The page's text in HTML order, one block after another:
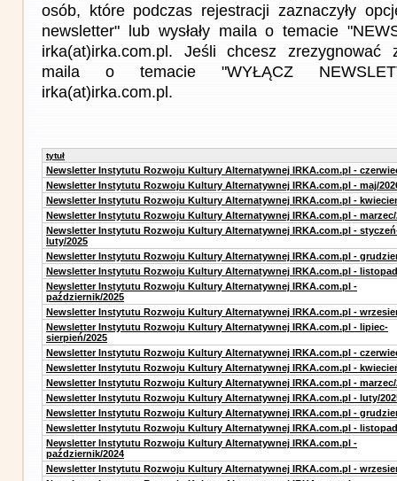
osób, które podczas rejestracji zaznaczyły
newsletter" lub wysłały maila o temacie
irka(at)irka.com.pl. Jeśli chcesz zrezygnować
maila o temacie "WYŁĄCZ
irka(at)irka.com.pl.
tytuł
Newsletter Instytutu Rozwoju Kultury Alternatywnej IRKA.com.pl -
Newsletter Instytutu Rozwoju Kultury Alternatywnej IRKA.com.pl - maj/
Newsletter Instytutu Rozwoju Kultury Alternatywnej IRKA.com.pl -
Newsletter Instytutu Rozwoju Kultury Alternatywnej IRKA.com.pl - marzec/
Newsletter Instytutu Rozwoju Kultury Alternatywnej IRKA.com.pl -
luty/2025
Newsletter Instytutu Rozwoju Kultury Alternatywnej IRKA.com.pl -
Newsletter Instytutu Rozwoju Kultury Alternatywnej IRKA.com.pl -
Newsletter Instytutu Rozwoju Kultury Alternatywnej IRKA.com.pl -
październik/2025
Newsletter Instytutu Rozwoju Kultury Alternatywnej IRKA.com.pl -
Newsletter Instytutu Rozwoju Kultury Alternatywnej IRKA.com.pl - lipiec-
sierpień/2025
Newsletter Instytutu Rozwoju Kultury Alternatywnej IRKA.com.pl -
Newsletter Instytutu Rozwoju Kultury Alternatywnej IRKA.com.pl -
Newsletter Instytutu Rozwoju Kultury Alternatywnej IRKA.com.pl - marzec/
Newsletter Instytutu Rozwoju Kultury Alternatywnej IRKA.com.pl - luty/
Newsletter Instytutu Rozwoju Kultury Alternatywnej IRKA.com.pl -
Newsletter Instytutu Rozwoju Kultury Alternatywnej IRKA.com.pl -
Newsletter Instytutu Rozwoju Kultury Alternatywnej IRKA.com.pl -
październik/2024
Newsletter Instytutu Rozwoju Kultury Alternatywnej IRKA.com.pl -